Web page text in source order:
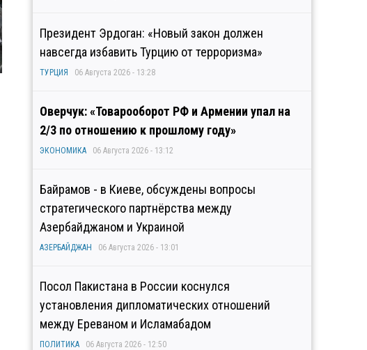
Президент Эрдоган: «Новый закон должен
навсегда избавить Турцию от терроризма»
ТУРЦИЯ 06 Августа 2026 - 13:28
Оверчук: «Товарооборот РФ и Армении упал на
2/3 по отношению к прошлому году»
ЭКОНОМИКА 06 Августа 2026 - 13:12
Байрамов - в Киеве, обсуждены вопросы
стратегического партнёрства между
Азербайджаном и Украиной
АЗЕРБАЙДЖАН 06 Августа 2026 - 13:01
Посол Пакистана в России коснулся
установления дипломатических отношений
между Ереваном и Исламабадом
ПОЛИТИКА 06 Августа 2026 - 12:50